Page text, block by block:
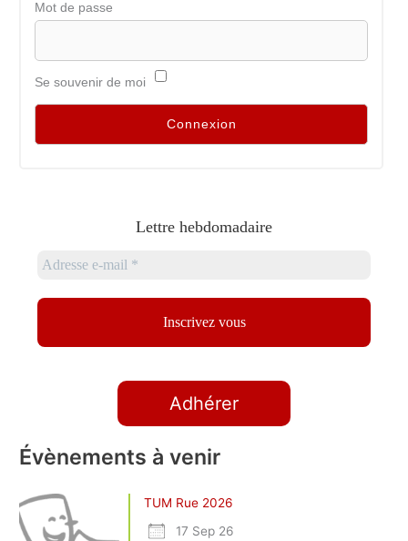
Mot de passe
Se souvenir de moi
Lettre hebdomadaire
Adhérer
Évènements à venir
TUM Rue 2026
17 Sep 26